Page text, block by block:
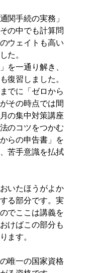
関手続の実務」
の中でも計算問
ウェイトも高い
た。
を一通り解き、
復習しました。
でに「ゼロから
その時点では間
の集中対策講座
のコツをつかむ
らの申告書」を
苦手意識を払拭
いたほうがよか
る部分です。実
でここは講義を
けばこの部分も
ます。
唯一の国家資格